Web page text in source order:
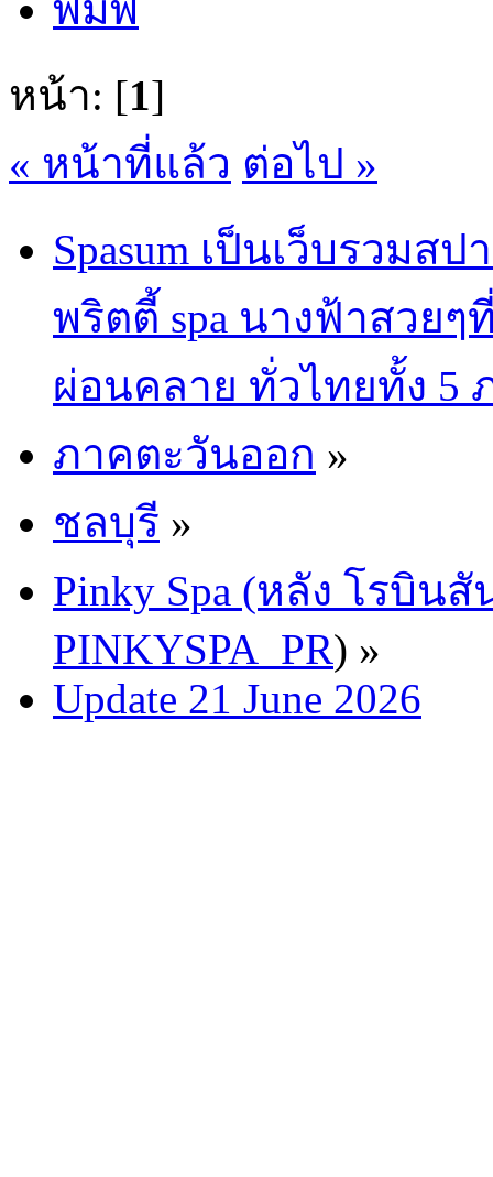
พิมพ์
หน้า: [1]
« หน้าที่แล้ว ต่อไป »
Spasum เป็นเว็บรวม
พริตตี้ spa นางฟ้าสวย
ผ่อนคลาย ทั่วไทยทั้ง 5
ภาคตะวันออก »
ชลบุรี »
Pinky Spa (หลัง โรบิน
PINKYSPA_PR) »
Update 21 June 2026